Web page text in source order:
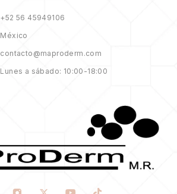
+52 56 45949106
México
contacto@maproderm.com
Lunes a sábado: 10:00-18:00